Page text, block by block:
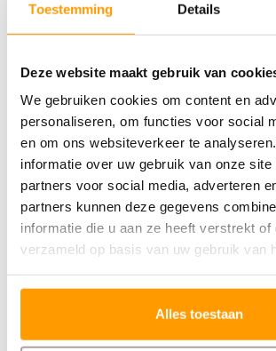
Toestemming Details
Deze website maakt gebruik van
We gebruiken cookies om content en
personaliseren, om functies voor social
en om ons websiteverkeer te
informatie over uw gebruik van onze site
partners voor social media, adverteren
partners kunnen deze gegevens
informatie die u aan ze heeft verstrekt of
verzameld op basis van uw gebruik van
Alles toestaan
profiteer je bij Euro-Label van
Kies eenvoudig de hoeveelheid die bij
past. Heb je meer nodig dan de
Neem gerust contact met ons op, dan
je mee.
Ook verkrijgbaar in andere kleuren